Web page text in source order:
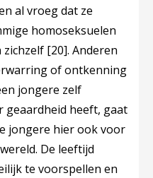
al vroeg dat ze
homoseksuelen
zichzelf [20]. Anderen
of ontkenning
jongere zelf
geaardheid heeft, gaat
jongere hier ook voor
De leeftijd
te voorspellen en